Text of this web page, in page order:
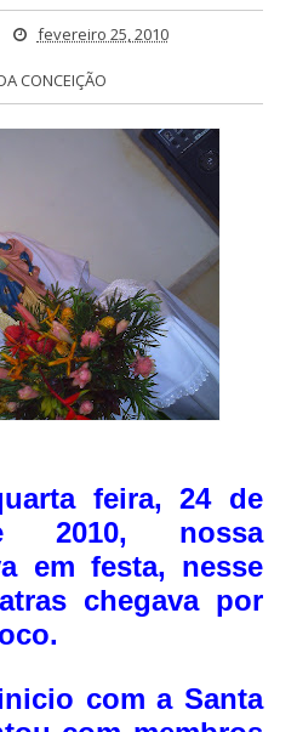
fevereiro 25, 2010
CONCEIÇÃO
feira, 24 de
2010, nossa
em festa, nesse
chegava por
com a Santa